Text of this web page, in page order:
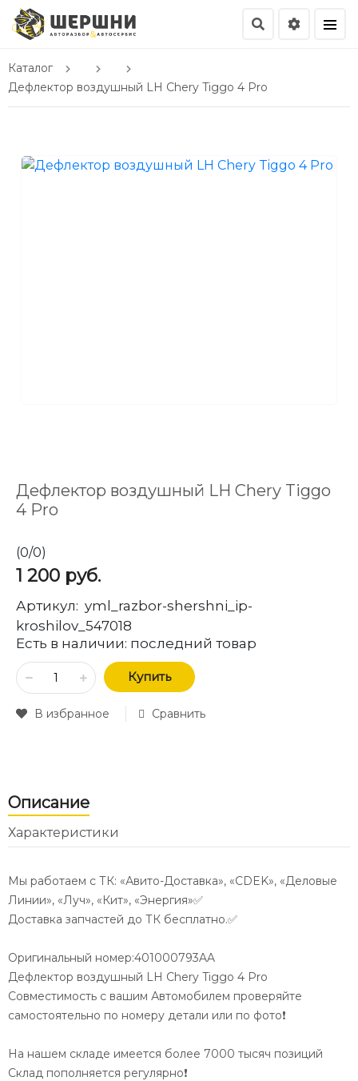
Каталог
Дефлектор воздушный LH Chery Tiggo 4 Pro
Дефлектор воздушный LH Chery Tiggo
4 Pro
(0/0)
1 200 руб.
Артикул: yml_razbor-shershni_ip-
kroshilov_547018
Есть в наличии: последний товар
Купить
В избранное Сравнить
Описание
Характеристики
Мы работаем с ТК: «Авито-Доставка», «CDEK», «Деловые
Линии», «Луч», «Кит», «Энергия»✅
Доставка запчастей до ТК бесплатно.✅
Оригинальный номер:401000793AA
Дефлектор воздушный LH Chery Tiggo 4 Pro
Совместимость с вашим Автомобилем проверяйте
самостоятельно по номеру детали или по фото❗️
На нашем складе имеется более 7000 тысяч позиций
Склад пополняется регулярно❗️